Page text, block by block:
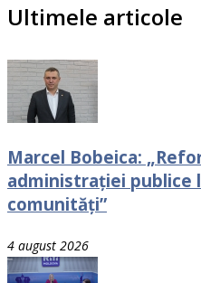
Ultimele articole
Marcel Bobeica:
administrației publice
comunități”
4 august 2026